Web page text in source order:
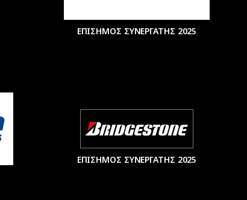
ΕΠΙΣΗΜΟΣ ΣΥΝΕΡΓΑΤΗΣ 2025
ΕΠΙΣΗΜΟΣ ΣΥΝΕΡΓΑΤΗΣ 2025